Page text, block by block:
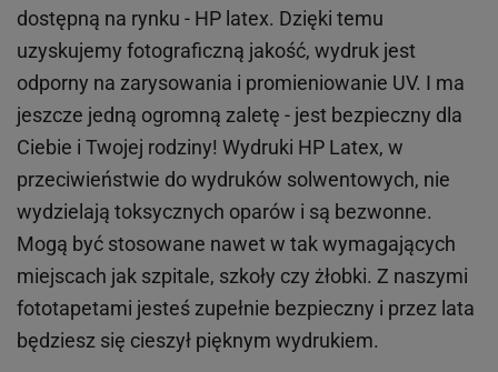
dostępną na rynku - HP latex. Dzięki temu
uzyskujemy fotograficzną jakość, wydruk jest
odporny na zarysowania i promieniowanie UV. I ma
jeszcze jedną ogromną zaletę - jest bezpieczny dla
Ciebie i Twojej rodziny! Wydruki HP Latex, w
przeciwieństwie do wydruków solwentowych, nie
wydzielają toksycznych oparów i są bezwonne.
Mogą być stosowane nawet w tak wymagających
miejscach jak szpitale, szkoły czy żłobki. Z naszymi
fototapetami jesteś zupełnie bezpieczny i przez lata
będziesz się cieszył pięknym wydrukiem.